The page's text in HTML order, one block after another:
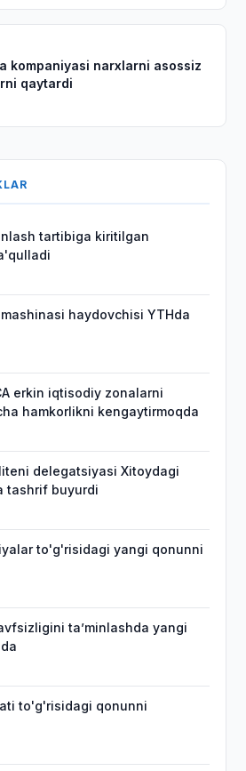
kompaniyasi narxlarni asossiz
qaytardi
tartibiga kiritilgan
haydovchisi YTHda
erkin iqtisodiy zonalarni
hamkorlikni kengaytirmoqda
delegatsiyasi Xitoydagi
tashrif buyurdi
to'g'risidagi yangi qonunni
taʼminlashda yangi
to'g'risidagi qonunni